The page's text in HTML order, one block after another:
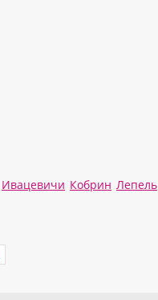
Ивацевичи Кобрин Лепель